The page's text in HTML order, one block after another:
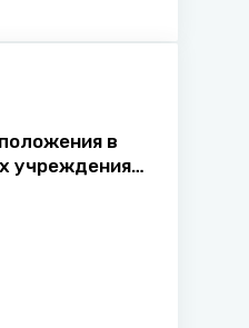
в
учреждениях: